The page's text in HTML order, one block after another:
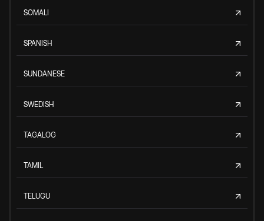
SOMALI
SPANISH
SUNDANESE
SWEDISH
TAGALOG
TAMIL
TELUGU